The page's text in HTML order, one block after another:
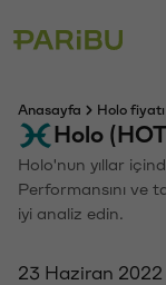
Anasayfa Holo fiyatı
Holo
Holo'nun yıllar
Performansını ve
iyi analiz edin.
23 Haziran